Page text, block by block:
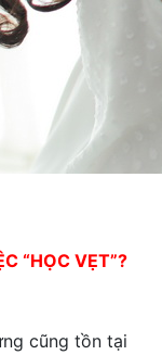
“HỌC VẸT”?
cũng tồn tại